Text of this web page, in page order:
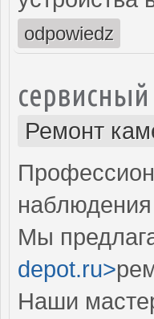
odpowiedz
Ремонт
Мы
depot.ru>
Наши